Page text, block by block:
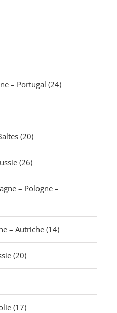
– Portugal (24)
(20)
(26)
– Pologne –
– Autriche (14)
(20)
(17)